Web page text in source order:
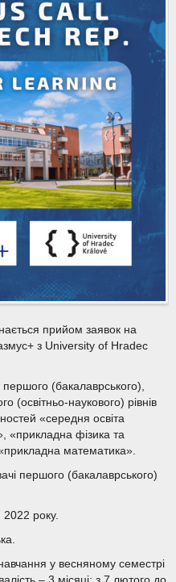
прийом заявок на
з University of Hradec
першого (бакалаврського),
(освітньо-наукового) рівнів
«середня освіта
«прикладна фізика та
математика».
першого (бакалаврського)
року.
у весняному семестрі